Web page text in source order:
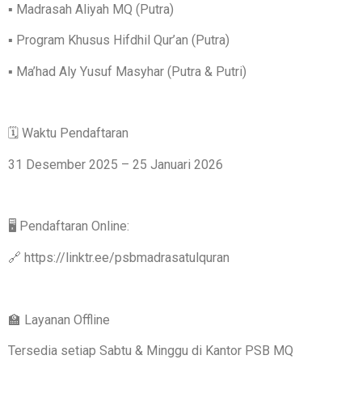
▪ Madrasah Aliyah MQ (Putra)
▪ Program Khusus Hifdhil Qur’an (Putra)
▪ Ma’had Aly Yusuf Masyhar (Putra & Putri)
🗓 Waktu Pendaftaran
31 Desember 2025 – 25 Januari 2026
🖥 Pendaftaran Online:
🔗 https://linktr.ee/psbmadrasatulquran
🏫 Layanan Offline
Tersedia setiap Sabtu & Minggu di Kantor PSB MQ